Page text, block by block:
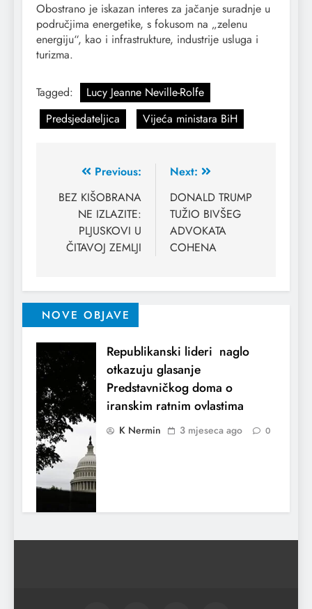
Obostrano je iskazan interes za jačanje suradnje u
područjima energetike, s fokusom na „zelenu
energiju“, kao i infrastrukture, industrije usluga i
turizma.
Tagged:
Lucy Jeanne Neville-Rolfe
Predsjedateljica
Vijeća ministara BiH
Previous:
BEZ KIŠOBRANA
NE IZLAZITE:
PLJUSKOVI U
ČITAVOJ ZEMLJI
Next:
DONALD TRUMP
TUŽIO BIVŠEG
ADVOKATA
COHENA
NOVE OBJAVE
Republikanski lideri naglo
otkazuju glasanje
Predstavničkog doma o
iranskim ratnim ovlastima
K Nermin 3 mjeseca ago 0